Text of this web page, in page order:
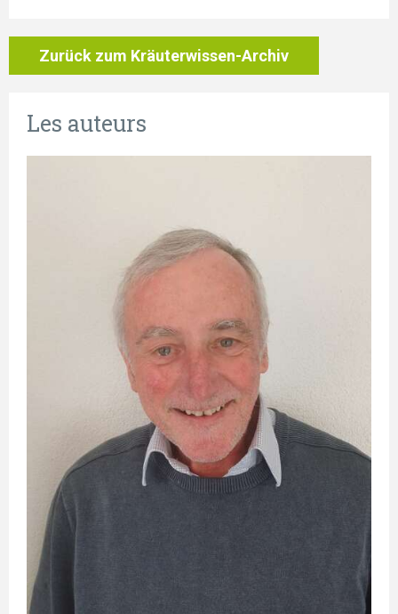
Zurück zum Kräuterwissen-Archiv
Les auteurs